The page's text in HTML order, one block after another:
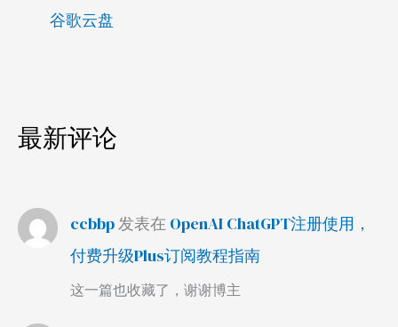
谷歌云盘
最新评论
ccbbp发表在 OpenAI ChatGPT注册使用，
付费升级Plus订阅教程指南
这一篇也收藏了，谢谢博主